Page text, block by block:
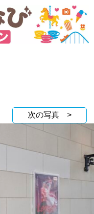
次の写真 >